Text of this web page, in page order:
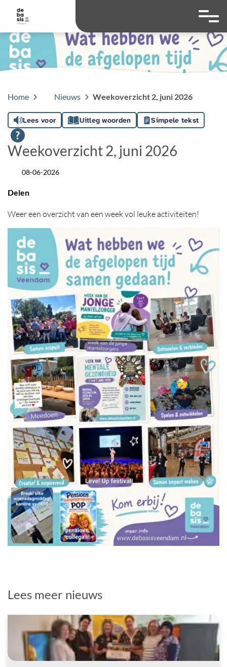
overslaan
Hoog contrast
Ga naar
Home Nieuws Weekoverzicht 2, juni 2026
Lees voor Uitleg woorden Simpele tekst
Weekoverzicht 2, juni 2026
Datum
08-06-2026
Delen
Weer een overzicht van een week vol leuke activiteiten!
Lees meer nieuws